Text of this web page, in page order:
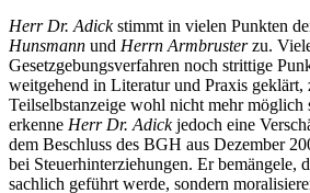
Herr Dr. Adickstimmt in vielen Punkten
Hunsmann und Herrn Armbrusterzu.
Gesetzgebungsverfahren noch strittige
weitgehend in Literatur und Praxis geklärt,
Teilselbstanzeige wohl nicht mehr möglich
erkenne Herr Dr. Adickjedoch eine
dem Beschluss des BGH aus Dezember
bei Steuerhinterziehungen. Er bemängele,
sachlich geführt werde, sondern